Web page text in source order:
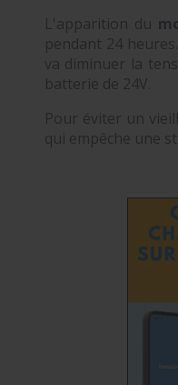
L'apparition du
pendant 24
va diminuer la
batterie de 24V.
Pour éviter un
qui empêche une